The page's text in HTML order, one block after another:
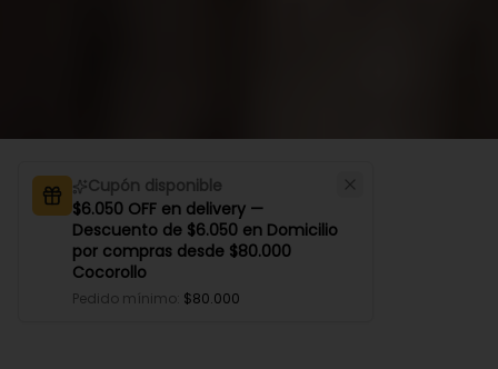
Cupón disponible
$6.050 OFF en delivery —
Descuento de $6.050 en Domicilio
por compras desde $80.000
Cocorollo
Pedido mínimo $80.000